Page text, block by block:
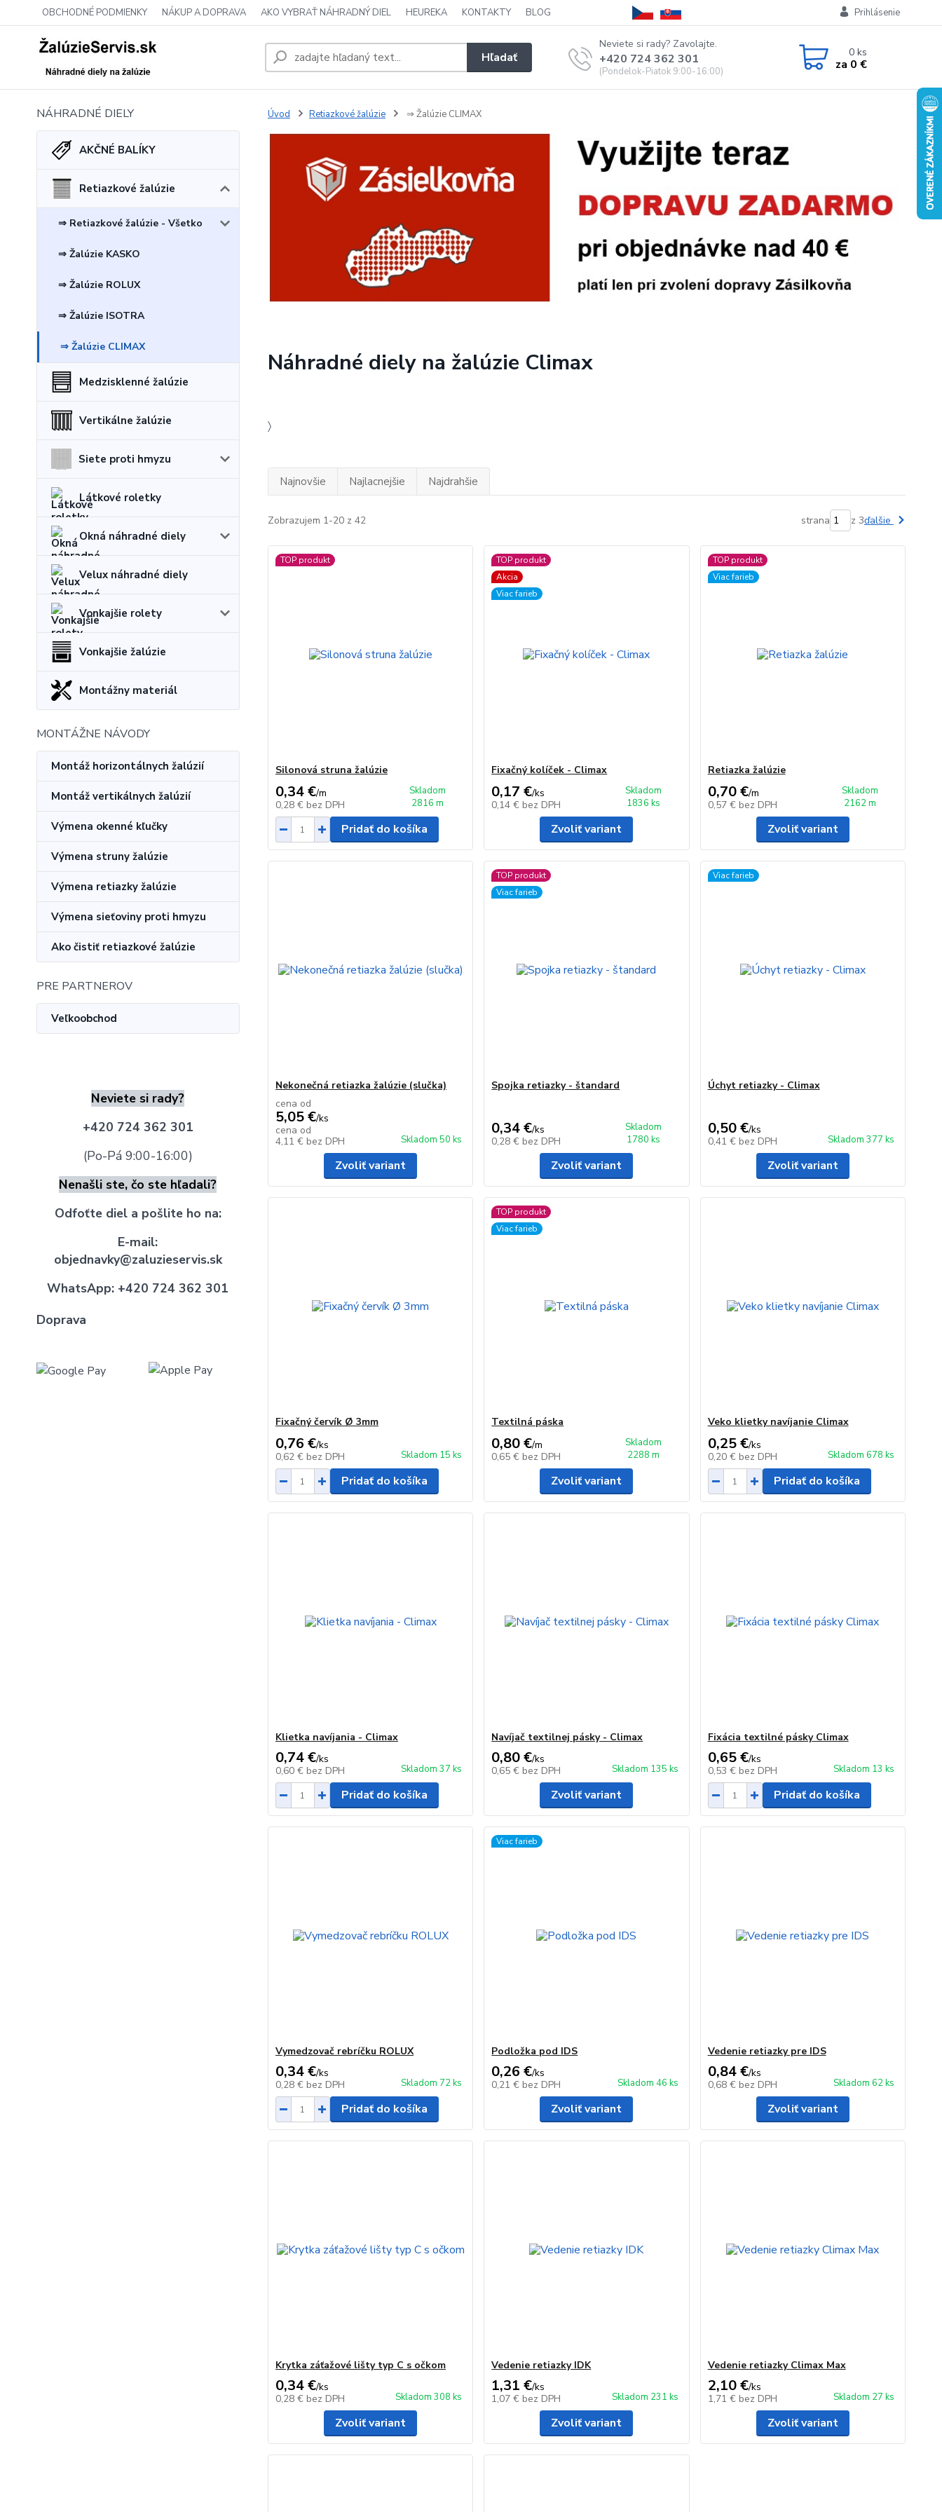
OBCHODNÉ PODMIENKY NÁKUP A DOPRAVA AKO VYBRAŤ NÁHRADNÝ DIEL HEUREKA KONTAKTY BLOG Prihlásenie
Hľadať
Neviete si rady? Zavolajte.
+420 724 362 301
(Pondelok-Piatok 9:00-16:00)
0ks
za 0 €
NÁHRADNÉ DIELY
AKČNÉ BALÍKY
Retiazkové žalúzie
⇒ Retiazkové žalúzie - Všetko
⇒ Žalúzie KASKO
⇒ Žalúzie ROLUX
⇒ Žalúzie ISOTRA
⇒ Žalúzie CLIMAX
Medzisklenné žalúzie
Vertikálne žalúzie
Siete proti hmyzu
Látkové roletky
Okná náhradné diely
Velux náhradné diely
Vonkajšie rolety
Vonkajšie žalúzie
Montážny materiál
MONTÁŽNE NÁVODY
Montáž horizontálnych žalúzií
Montáž vertikálnych žalúzií
Výmena okenné kľučky
Výmena struny žalúzie
Výmena retiazky žalúzie
Výmena sieťoviny proti hmyzu
Ako čistiť retiazkové žalúzie
PRE PARTNEROV
Veľkoobchod
Neviete si rady?
+420 724 362 301
(Po-Pá 9:00-16:00)
Nenašli ste, čo ste hľadali?
Odfoťte diel a pošlite ho na:
E-mail:
objednavky@zaluzieservis.sk
WhatsApp: +420 724 362 301
Doprava
Úvod Retiazkové žalúzie ⇒ Žalúzie CLIMAX
Náhradné diely na žalúzie Climax
〉
Najnovšie Najlacnejšie Najdrahšie
Zobrazujem 1-20 z 42 strana z 3ďalšie
TOP produkt
Silonová struna žalúzie
0,34 €/m
0,28 € bez DPH
Skladom
2816 m
Pridať do košíka
TOP produkt
Akcia
Viac farieb
Fixačný kolíček - Climax
0,17 €/ks
0,14 € bez DPH
Skladom
1836 ks
Zvoliť variant
TOP produkt
Viac farieb
Retiazka žalúzie
0,70 €/m
0,57 € bez DPH
Skladom
2162 m
Zvoliť variant
Nekonečná retiazka žalúzie (slučka)
cena od
5,05 €/ks
cena od
4,11 € bez DPH Skladom 50 ks
Zvoliť variant
TOP produkt
Viac farieb
Spojka retiazky - štandard
0,34 €/ks
0,28 € bez DPH
Skladom
1780 ks
Zvoliť variant
Viac farieb
Úchyt retiazky - Climax
0,50 €/ks
0,41 € bez DPH Skladom 377 ks
Zvoliť variant
Fixačný červík Ø 3mm
0,76 €/ks
0,62 € bez DPH Skladom 15 ks
Pridať do košíka
TOP produkt
Viac farieb
Textilná páska
0,80 €/m
0,65 € bez DPH
Skladom
2288 m
Zvoliť variant
Veko klietky navíjanie Climax
0,25 €/ks
0,20 € bez DPH Skladom 678 ks
Pridať do košíka
Klietka navíjania - Climax
0,74 €/ks
0,60 € bez DPH Skladom 37 ks
Pridať do košíka
Navíjač textilnej pásky - Climax
0,80 €/ks
0,65 € bez DPH Skladom 135 ks
Zvoliť variant
Fixácia textilné pásky Climax
0,65 €/ks
0,53 € bez DPH Skladom 13 ks
Pridať do košíka
Vymedzovač rebríčku ROLUX
0,34 €/ks
0,28 € bez DPH Skladom 72 ks
Pridať do košíka
Viac farieb
Podložka pod IDS
0,26 €/ks
0,21 € bez DPH Skladom 46 ks
Zvoliť variant
Vedenie retiazky pre IDS
0,84 €/ks
0,68 € bez DPH Skladom 62 ks
Zvoliť variant
Krytka záťažové lišty typ C s očkom
0,34 €/ks
0,28 € bez DPH Skladom 308 ks
Zvoliť variant
Vedenie retiazky IDK
1,31 €/ks
1,07 € bez DPH Skladom 231 ks
Zvoliť variant
Vedenie retiazky Climax Max
2,10 €/ks
1,71 € bez DPH Skladom 27 ks
Zvoliť variant